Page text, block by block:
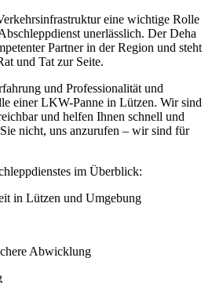
eine wichtige Rolle
unerlässlich. Der Deha
Partner in der Region und steht
und Tat zur Seite.
und Professionalität und
einer LKW-Panne in Lützen. Wir sind
und helfen Ihnen schnell und
nicht, uns anzurufen – wir sind für
im Überblick:
in Lützen und Umgebung
Abwicklung